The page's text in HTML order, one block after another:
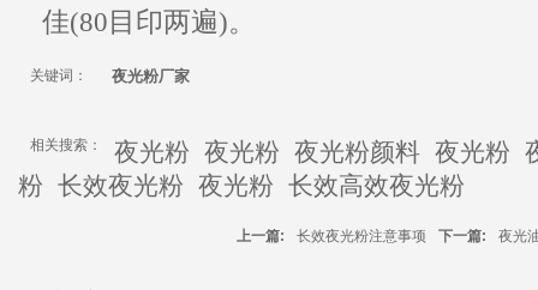
佳(80目印两遍)。
关键词： 夜光粉厂家
相关搜索： 夜光粉 夜光粉 夜光粉颜料 夜光粉
粉 长效夜光粉 夜光粉 长效高效夜光粉
上一篇: 长效夜光粉注意事项 下一篇: 夜光